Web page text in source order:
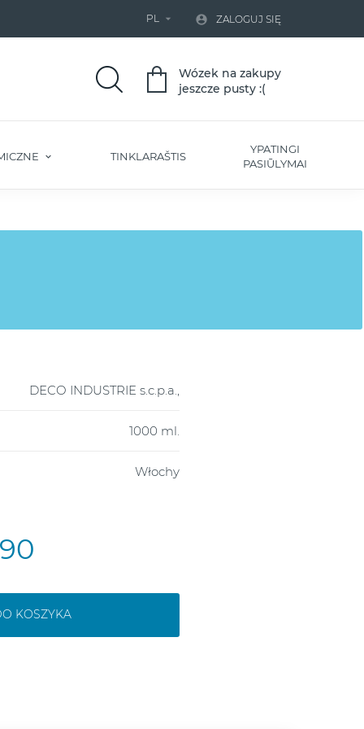
PL   ZALOGUJ SIĘ
Wózek na zakupy
jeszcze pusty :(
TINKLARAŠTIS
YPATINGI
PASIŪLYMAI
DECO INDUSTRIE s.c.p.a.,
1000 ml.
Włochy
KOSZYKA